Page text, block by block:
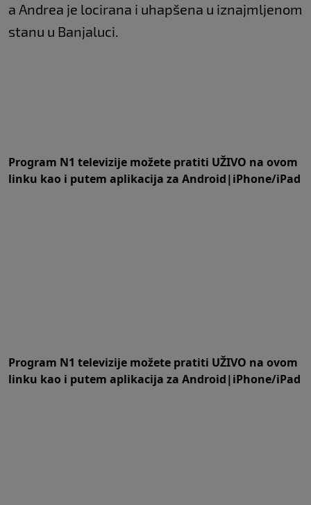
a Andrea je locirana i uhapšena u iznajmljenom
stanu u Banjaluci.
Program N1 televizije možete pratiti UŽIVO na ovom
linku kao i putem aplikacija za Android|iPhone/iPad
Program N1 televizije možete pratiti UŽIVO na ovom
linku kao i putem aplikacija za Android|iPhone/iPad